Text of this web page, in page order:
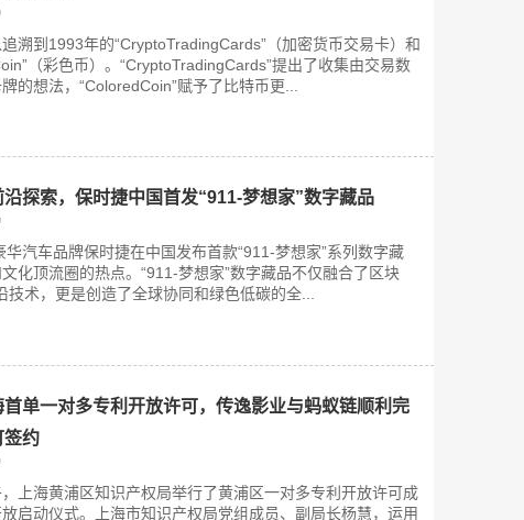
溯到1993年的“CryptoTradingCards”（加密货币交易卡）和
（彩色币）。“CryptoTradingCards”提出了收集由交易数
的想法，“ColoredCoin”赋予了比特币更...
探索，保时捷中国首发“911-梦想家”数字藏品
汽车品牌保时捷在中国发布首款“911-梦想家”系列数字藏
化顶流圈的热点。“911-梦想家”数字藏品不仅融合了区块
技术，更是创造了全球协同和绿色低碳的全...
单一对多专利开放许可，传逸影业与蚂蚁链顺利完
签约
上海黄浦区知识产权局举行了黄浦区一对多专利开放许可成
启动仪式。上海市知识产权局党组成员、副局长杨慧，运用